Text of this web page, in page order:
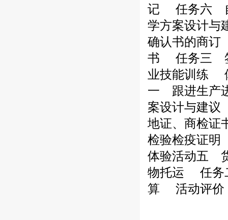
记 任务六 自
学方案设计与
确认书的商订
书 任务三
业技能训练
一 跟进生产
案设计与建议
地证、商检证
检验检疫证明
体验活动五
物托运 任务
算 活动评价